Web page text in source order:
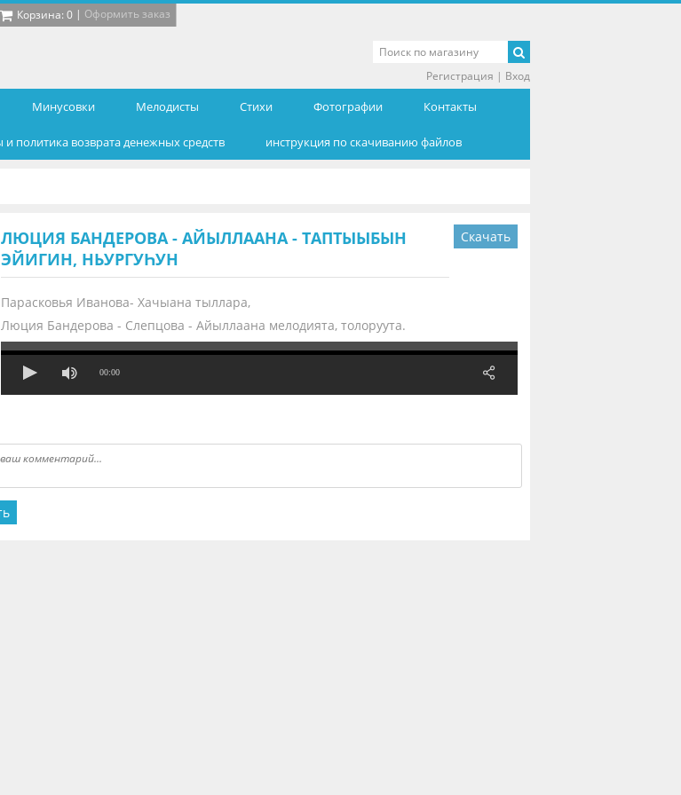
Корзина: 0| Оформить заказ
Минусовки Мелодисты Cтихи Фотографии Контакты
политика возврата денежных средств инструкция по скачиванию файлов
Регистрация | Вход
ЛЮЦИЯ БАНДЕРОВА - АЙЫЛЛААНА - ТАПТЫЫБЫН
ЭЙИГИН, НЬУРГУҺУН
Скачать
Парасковья Иванова- Хачыана тыллара,
Люция Бандерова - Слепцова - Айыллаана мелодията, толоруута.
00:00